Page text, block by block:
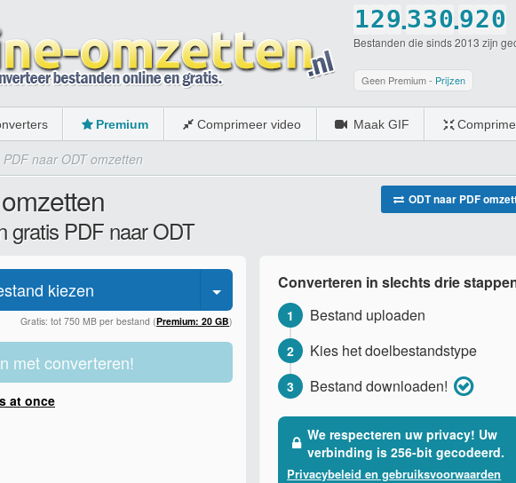
1
2
3
4
5
6
0
2
3
4
5
6
7
9
0
.3
4
5
6
7
8
9
3
4
5
6
7
8
9
0
1
2
3
4
5
6
9
.9
0
2
3
5
6
7
8
0
1
3
4
5
6
9
Bestanden die sinds 2013 zijn
Geen Premium - Prijzen
Premium Comprimeer video Maak GIF
PDF naar ODT omzetten
ODT naar PDF
gratis PDF naar ODT
kiezen
Gratis: tot 750 MB per bestand (Premium: 20 GB)
met converteren!
at once
Converteren in slechts drie
1 Bestand uploaden
2 Kies het doelbestandstype
3 Bestand downloaden!
We respecteren uw privacy! Uw
verbinding is 256-bit gecodeerd.
Privacybeleid en gebruiksvoorwaarden